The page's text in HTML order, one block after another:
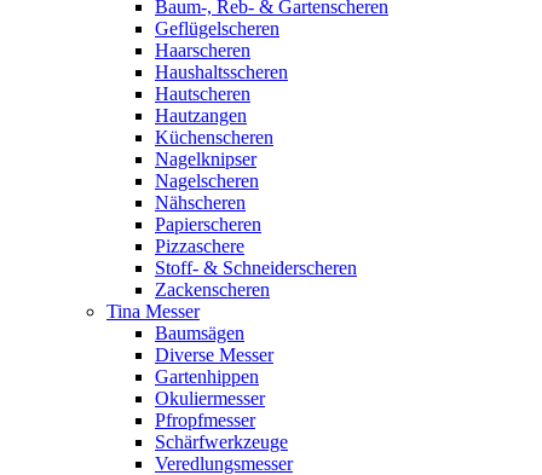
Baum-, Reb- & Gartenscheren
Geflügelscheren
Haarscheren
Haushaltsscheren
Hautscheren
Hautzangen
Küchenscheren
Nagelknipser
Nagelscheren
Nähscheren
Papierscheren
Pizzaschere
Stoff- & Schneiderscheren
Zackenscheren
Tina Messer
Baumsägen
Diverse Messer
Gartenhippen
Okuliermesser
Pfropfmesser
Schärfwerkzeuge
Veredlungsmesser